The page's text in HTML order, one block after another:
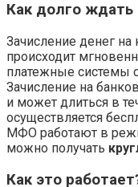
Как долго ждать
Зачисление денег
происходит
платежные системы
Зачисление на
и может длиться в
осуществляется
МФО работают в
можно получать
Как это